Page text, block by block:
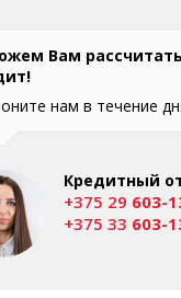
Вам рассчитать
нам в течение
Кредитный
+375 29 603-
+375 33 603-